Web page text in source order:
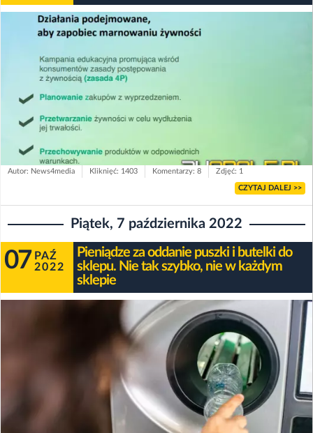
Autor: News4media Kliknięć: 1403 Komentarzy: 8 Zdjęć: 1
CZYTAJ DALEJ >>
Piątek, 7 października 2022
07 PAŹ
2022
Pieniądze za oddanie puszki i butelki do
sklepu. Nie tak szybko, nie w każdym
sklepie